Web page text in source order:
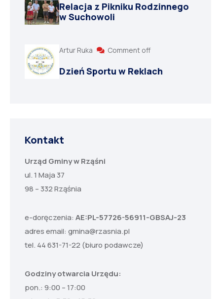
Relacja z Pikniku Rodzinnego
w Suchowoli
Artur Ruka Comment off
Dzień Sportu w Reklach
Kontakt
Urząd Gminy w Rząśni
ul. 1 Maja 37
98 – 332 Rząśnia
e-doręczenia: AE:PL-57726-56911-GBSAJ-23
adres email: gmina@rzasnia.pl
tel. 44 631-71-22 (biuro podawcze)
Godziny otwarcia Urzędu:
pon.: 9:00 – 17:00